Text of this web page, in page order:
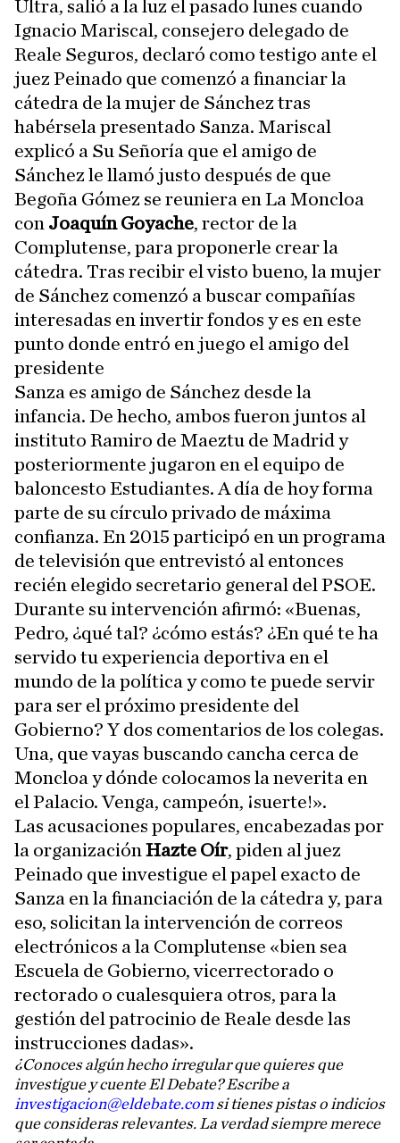
Ultra, salió a la luz el pasado lunes cuando
Ignacio Mariscal, consejero delegado de
Reale Seguros, declaró como testigo ante el
juez Peinado que comenzó a financiar la
cátedra de la mujer de Sánchez tras
habérsela presentado Sanza. Mariscal
explicó a Su Señoría que el amigo de
Sánchez le llamó justo después de que
Begoña Gómez se reuniera en La Moncloa
con Joaquín Goyache, rector de la
Complutense, para proponerle crear la
cátedra. Tras recibir el visto bueno, la mujer
de Sánchez comenzó a buscar compañías
interesadas en invertir fondos y es en este
punto donde entró en juego el amigo del
presidente
Sanza es amigo de Sánchez desde la
infancia. De hecho, ambos fueron juntos al
instituto Ramiro de Maeztu de Madrid y
posteriormente jugaron en el equipo de
baloncesto Estudiantes. A día de hoy forma
parte de su círculo privado de máxima
confianza. En 2015 participó en un programa
de televisión que entrevistó al entonces
recién elegido secretario general del PSOE.
Durante su intervención afirmó: «Buenas,
Pedro, ¿qué tal? ¿cómo estás? ¿En qué te ha
servido tu experiencia deportiva en el
mundo de la política y como te puede servir
para ser el próximo presidente del
Gobierno? Y dos comentarios de los colegas.
Una, que vayas buscando cancha cerca de
Moncloa y dónde colocamos la neverita en
el Palacio. Venga, campeón, ¡suerte!».
Las acusaciones populares, encabezadas por
la organización Hazte Oír, piden al juez
Peinado que investigue el papel exacto de
Sanza en la financiación de la cátedra y, para
eso, solicitan la intervención de correos
electrónicos a la Complutense «bien sea
Escuela de Gobierno, vicerrectorado o
rectorado o cualesquiera otros, para la
gestión del patrocinio de Reale desde las
instrucciones dadas».
¿Conoces algún hecho irregular que quieres que
investigue y cuente El Debate? Escribe a
investigacion@eldebate.comsi tienes pistas o indicios
que consideras relevantes. La verdad siempre merece